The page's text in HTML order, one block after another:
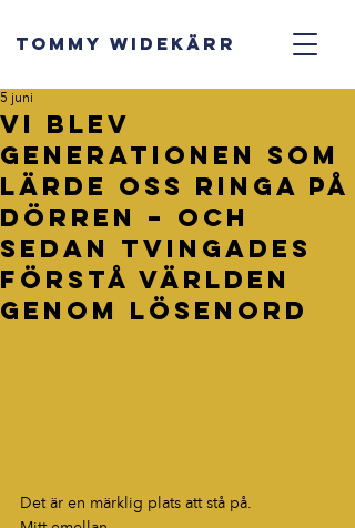
TOMMY WIDEKÄRR
Vi blev
generationen som
lärde oss ringa på
dörren – och
sedan tvingades
förstå världen
genom lösenord
5 juni
Det är en märklig plats att stå på.